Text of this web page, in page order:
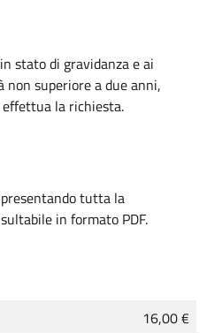
stato di gravidanza e ai
superiore a due anni,
la richiesta.
tutta la
in formato PDF.
16,00 €